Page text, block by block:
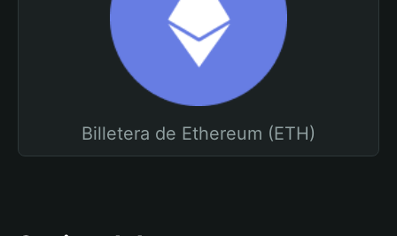
Billetera de Ethereum (ETH)